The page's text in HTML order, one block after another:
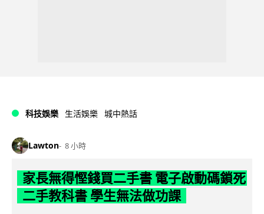
科技娛樂 生活娛樂 城中熱話
Lawton 8 小時
家長無得慳錢買二手書 電子啟動碼鎖死
二手教科書 學生無法做功課